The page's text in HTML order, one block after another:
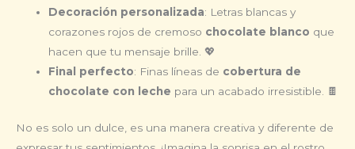
Decoración personalizada: Letras blancas y
corazones rojos de cremoso chocolate blanco que
hacen que tu mensaje brille. 💖
Final perfecto: Finas líneas de cobertura de
chocolate con leche para un acabado irresistible. 🍫
No es solo un dulce, es una manera creativa y diferente de